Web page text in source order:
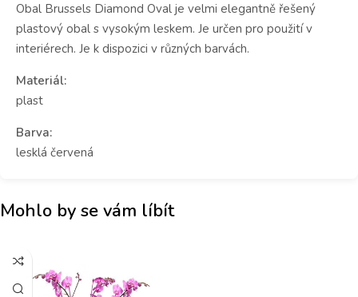
Obal Brussels Diamond Oval je velmi elegantně řešený
plastový obal s vysokým leskem. Je určen pro použití v
interiérech. Je k dispozici v různých barvách.
Materiál:
plast
Barva:
lesklá červená
Mohlo by se vám líbít